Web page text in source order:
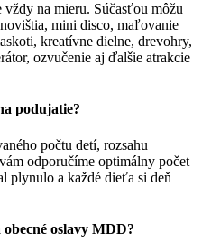
na mieru. Súčasťou môžu
mini disco, maľovanie
kreatívne dielne, drevohry,
ozvučenie aj ďalšie atrakcie
podujatie?
počtu detí, rozsahu
odporučíme optimálny počet
plynulo a každé dieťa si deň
oslavy MDD?